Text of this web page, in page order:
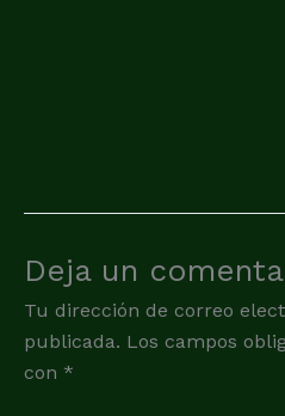
Deja un
Tu dirección de correo
publicada. Los campos
con *